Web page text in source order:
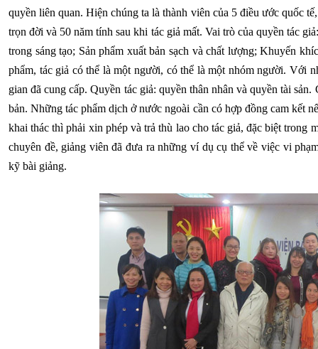
quyền liên quan. Hiện chúng ta là thành viên của 5 điều ước quốc
trọn đời và 50 năm tính sau khi tác giả mất. Vai trò của quyền tác
trong sáng tạo; Sản phẩm xuất bản sạch và chất lượng; Khuyến
phẩm, tác giả có thể là một người, có thể là một nhóm người. Với
gian đã cung cấp. Quyền tác giả: quyền thân nhân và quyền tài
bản. Những tác phẩm dịch ở nước ngoài cần có hợp đồng cam kết
khai thác thì phải xin phép và trả thù lao cho tác giả, đặc biệt trong
chuyên đề, giảng viên đã đưa ra những ví dụ cụ thể về việc vi
kỹ bài giảng.